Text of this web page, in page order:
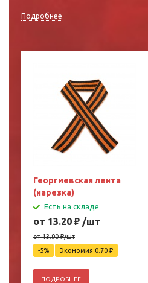
Подробнее
Георгиевская лента
(нарезка)
Есть на складе
от 13.20 ₽ /шт
от 13.90₽/шт
-5%
Экономия 0.70 ₽
ПОДРОБНЕЕ